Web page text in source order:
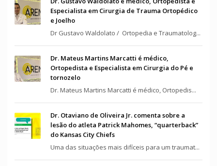
Especialista em Cirurgia de Trauma Ortopédico
e Joelho
Dr Gustavo Waldolato / Ortopedia e Traumatolog...
Dr. Mateus Martins Marcatti é médico,
Ortopedista e Especialista em Cirurgia do Pé e
tornozelo
Dr. Mateus Martins Marcatti é médico, Ortopedis...
Dr. Otaviano de Oliveira Jr. comenta sobre a
lesão do atleta Patrick Mahomes, “quarterback”
do Kansas City Chiefs
Uma das situações mais difíceis para um traumat...